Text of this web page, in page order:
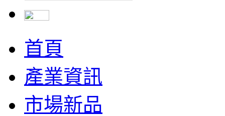
首頁
產業資訊
市場新品